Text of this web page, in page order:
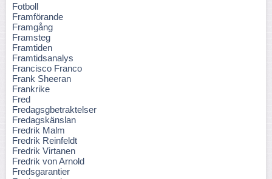
Fotboll
Framförande
Framgång
Framsteg
Framtiden
Framtidsanalys
Francisco Franco
Frank Sheeran
Frankrike
Fred
Fredagsgbetraktelser
Fredagskänslan
Fredrik Malm
Fredrik Reinfeldt
Fredrik Virtanen
Fredrik von Arnold
Fredsgarantier